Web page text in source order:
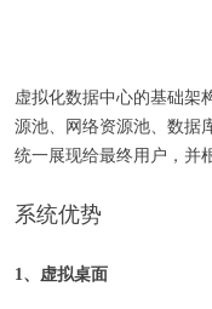
虚拟化数据中心的基础架
源池、网络资源池、数据
统一展现给最终用户，并
系统优势
1、虚拟桌面